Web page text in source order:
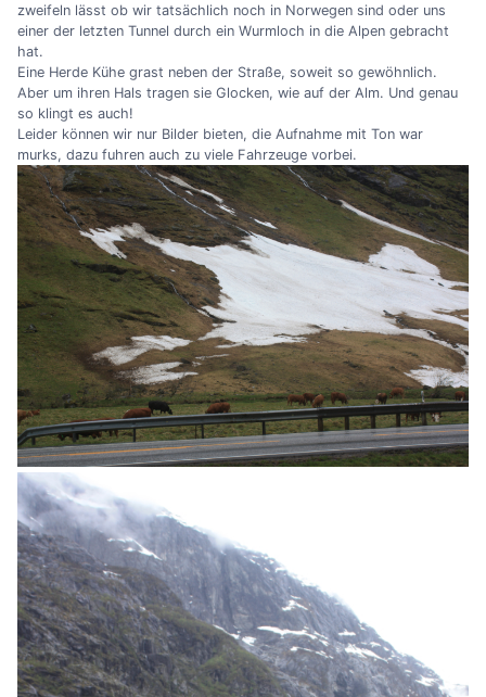
zweifeln lässt ob wir tatsächlich noch in Norwegen sind oder uns
einer der letzten Tunnel durch ein Wurmloch in die Alpen gebracht
hat.
Eine Herde Kühe grast neben der Straße, soweit so gewöhnlich.
Aber um ihren Hals tragen sie Glocken, wie auf der Alm. Und genau
so klingt es auch!
Leider können wir nur Bilder bieten, die Aufnahme mit Ton war
murks, dazu fuhren auch zu viele Fahrzeuge vorbei.